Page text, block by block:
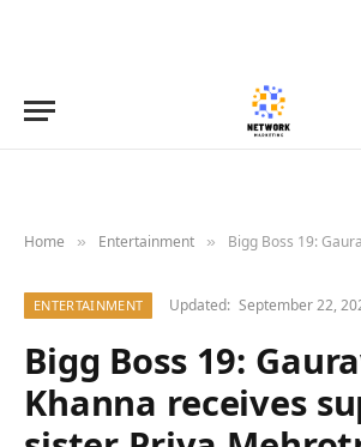
Home » Entertainment » Bigg Boss 19: Gaurav Khanna receives support as sister Priya Mehrotra slams criticism
ENTERTAINMENT Updated: September 22,
Bigg Boss 19:
Khanna receives